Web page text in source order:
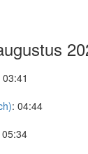
03:41
: 04:44
05:34